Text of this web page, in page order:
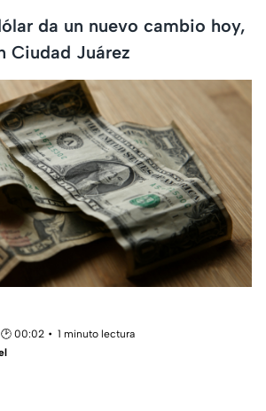
da un nuevo cambio hoy,
Ciudad Juárez
00:02
1 minuto lectura